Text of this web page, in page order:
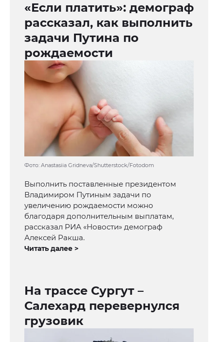
«Если платить»: демограф
рассказал, как выполнить
задачи Путина по
рождаемости
Фото: Anastasiia Gridneva/Shutterstock/Fotodom
Выполнить поставленные президентом
Владимиром Путиным задачи по
увеличению рождаемости можно
благодаря дополнительным выплатам,
рассказал РИА «Новости» демограф
Алексей Ракша.
Читать далее >
На трассе Сургут –
Салехард перевернулся
грузовик